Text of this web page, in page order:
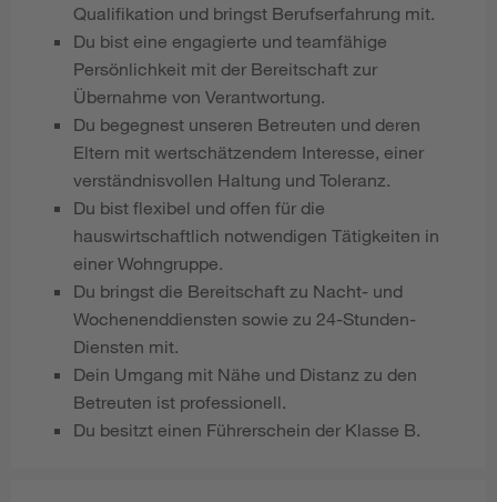
Qualifikation und bringst Berufserfahrung mit.
Du bist eine engagierte und teamfähige
Persönlichkeit mit der Bereitschaft zur
Übernahme von Verantwortung.
Du begegnest unseren Betreuten und deren
Eltern mit wertschätzendem Interesse, einer
verständnisvollen Haltung und Toleranz.
Du bist flexibel und offen für die
hauswirtschaftlich notwendigen Tätigkeiten in
einer Wohngruppe.
Du bringst die Bereitschaft zu Nacht- und
Wochenenddiensten sowie zu 24-Stunden-
Diensten mit.
Dein Umgang mit Nähe und Distanz zu den
Betreuten ist professionell.
Du besitzt einen Führerschein der Klasse B.